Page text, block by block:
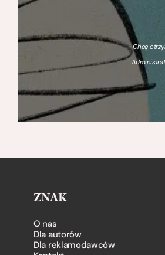
Chcę
ZNAK
O nas
Dla autorów
Dla reklamodawców